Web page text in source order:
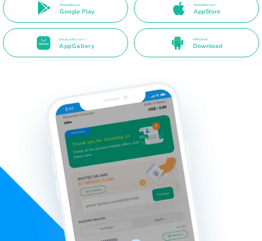
Disponible sur
Google Play
Disponible sur l'
AppStore
Disponible sur l'
AppGallery
APK Direct
Download